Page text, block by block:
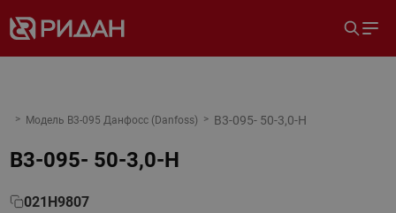
Модель B3-095 Данфосс (Danfoss) B3-095- 50-3,0-H
B3-095- 50-3,0-H
021H9807